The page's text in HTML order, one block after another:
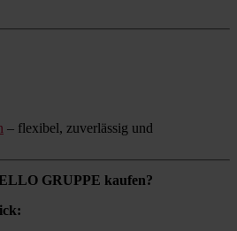
– flexibel, zuverlässig und
GRUPPE kaufen?